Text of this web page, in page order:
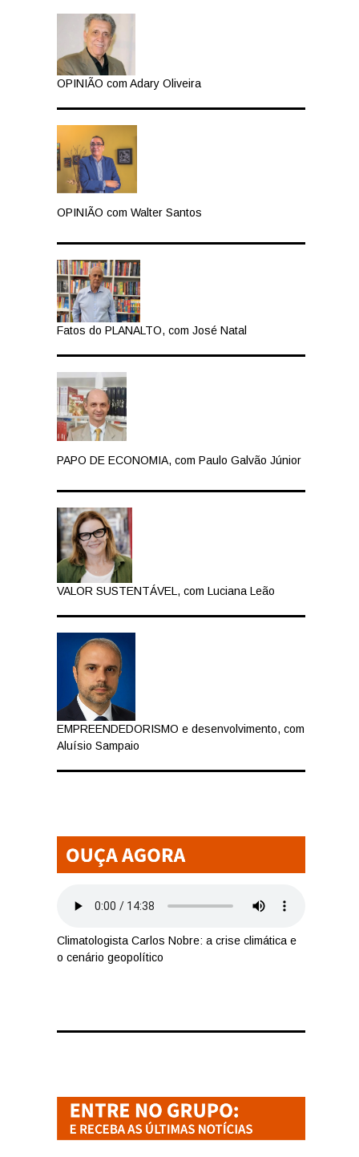
OPINIÃO com Adary Oliveira
OPINIÃO com Walter Santos
Fatos do PLANALTO, com José Natal
PAPO DE ECONOMIA, com Paulo Galvão Júnior
VALOR SUSTENTÁVEL, com Luciana Leão
EMPREENDEDORISMO e desenvolvimento, com
Aluísio Sampaio
Climatologista Carlos Nobre: a crise climática e
o cenário geopolítico